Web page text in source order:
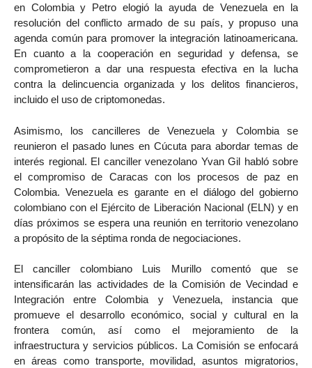
en Colombia y Petro elogió la ayuda de Venezuela en la
resolución del conflicto armado de su país, y propuso una
agenda común para promover la integración latinoamericana.
En cuanto a la cooperación en seguridad y defensa, se
comprometieron a dar una respuesta efectiva en la lucha
contra la delincuencia organizada y los delitos financieros,
incluido el uso de criptomonedas.
Asimismo, los cancilleres de Venezuela y Colombia se
reunieron el pasado lunes en Cúcuta para abordar temas de
interés regional. El canciller venezolano Yvan Gil habló sobre
el compromiso de Caracas con los procesos de paz en
Colombia. Venezuela es garante en el diálogo del gobierno
colombiano con el Ejército de Liberación Nacional (ELN) y en
días próximos se espera una reunión en territorio venezolano
a propósito de la séptima ronda de negociaciones.
El canciller colombiano Luis Murillo comentó que se
intensificarán las actividades de la Comisión de Vecindad e
Integración entre Colombia y Venezuela, instancia que
promueve el desarrollo económico, social y cultural en la
frontera común, así como el mejoramiento de la
infraestructura y servicios públicos. La Comisión se enfocará
en áreas como transporte, movilidad, asuntos migratorios,